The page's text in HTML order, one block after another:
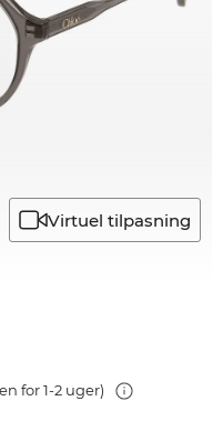
Virtuel tilpasning
for 1-2 uger)